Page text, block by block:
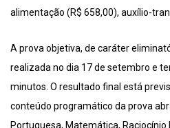
alimentação (R$ 658,00), auxílio-
A prova objetiva, de caráter
realizada no dia 17 de setembro e
minutos. O resultado final está
conteúdo programático da prova
Portuguesa, Matemática, Raciocínio